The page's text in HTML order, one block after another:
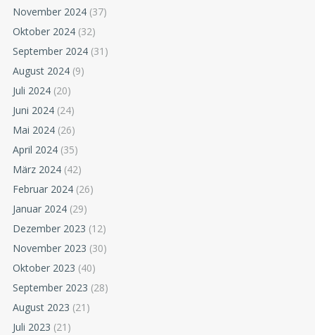
November 2024 (37)
Oktober 2024 (32)
September 2024 (31)
August 2024 (9)
Juli 2024 (20)
Juni 2024 (24)
Mai 2024 (26)
April 2024 (35)
März 2024 (42)
Februar 2024 (26)
Januar 2024 (29)
Dezember 2023 (12)
November 2023 (30)
Oktober 2023 (40)
September 2023 (28)
August 2023 (21)
Juli 2023 (21)